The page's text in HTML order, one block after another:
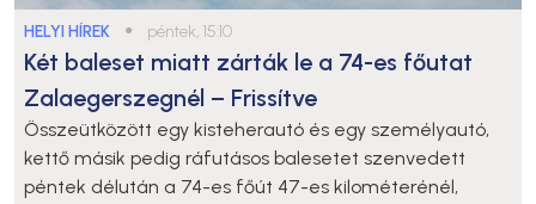
HELYI HÍREK ● péntek, 15:10
Két baleset miatt zárták le a 74-es főutat
Zalaegerszegnél – Frissítve
Összeütközött egy kisteherautó és egy személyautó,
kettő másik pedig ráfutásos balesetet szenvedett
péntek délután a 74-es főút 47-es kilométerénél,